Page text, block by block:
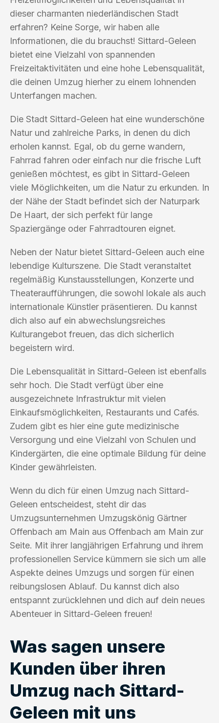
dieser charmanten niederländischen Stadt
erfahren? Keine Sorge, wir haben alle
Informationen, die du brauchst! Sittard-Geleen
bietet eine Vielzahl von spannenden
Freizeitaktivitäten und eine hohe Lebensqualität,
die deinen Umzug hierher zu einem lohnenden
Unterfangen machen.
Die Stadt Sittard-Geleen hat eine wunderschöne
Natur und zahlreiche Parks, in denen du dich
erholen kannst. Egal, ob du gerne wandern,
Fahrrad fahren oder einfach nur die frische Luft
genießen möchtest, es gibt in Sittard-Geleen
viele Möglichkeiten, um die Natur zu erkunden. In
der Nähe der Stadt befindet sich der Naturpark
De Haart, der sich perfekt für lange
Spaziergänge oder Fahrradtouren eignet.
Neben der Natur bietet Sittard-Geleen auch eine
lebendige Kulturszene. Die Stadt veranstaltet
regelmäßig Kunstausstellungen, Konzerte und
Theateraufführungen, die sowohl lokale als auch
internationale Künstler präsentieren. Du kannst
dich also auf ein abwechslungsreiches
Kulturangebot freuen, das dich sicherlich
begeistern wird.
Die Lebensqualität in Sittard-Geleen ist ebenfalls
sehr hoch. Die Stadt verfügt über eine
ausgezeichnete Infrastruktur mit vielen
Einkaufsmöglichkeiten, Restaurants und Cafés.
Zudem gibt es hier eine gute medizinische
Versorgung und eine Vielzahl von Schulen und
Kindergärten, die eine optimale Bildung für deine
Kinder gewährleisten.
Wenn du dich für einen Umzug nach Sittard-
Geleen entscheidest, steht dir das
Umzugsunternehmen Umzugskönig Gärtner
Offenbach am Main aus Offenbach am Main zur
Seite. Mit ihrer langjährigen Erfahrung und ihrem
professionellen Service kümmern sie sich um alle
Aspekte deines Umzugs und sorgen für einen
reibungslosen Ablauf. Du kannst dich also
entspannt zurücklehnen und dich auf dein neues
Abenteuer in Sittard-Geleen freuen!
Was sagen unsere
Kunden über ihren
Umzug nach Sittard-
Geleen mit uns